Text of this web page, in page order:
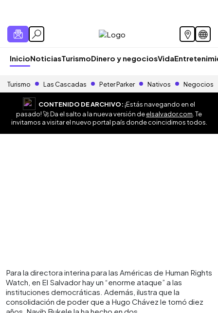
InicioNoticiasTurismoDinero y negociosVida
Turismo Las Cascadas Peter Parker Nativos Negocios
CONTENIDO DE ARCHIVO:¡Estás navegando en el
pasado! 🚀 Da el salto a la nueva versión deelsalvador.com . Te
invitamos a visitar el nuevo portal país donde coincidimos todos.
Para la directora interina para las Américas de Human Rights
Watch, en El Salvador hay un “enorme ataque” a las
instituciones democráticas. Además, ilustra que la
consolidación de poder que a Hugo Chávez le tomó diez
años, Nayib Bukele la ha hecho en dos.